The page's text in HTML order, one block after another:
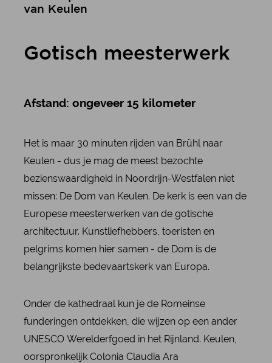
van Keulen
Gotisch meesterwerk
Afstand: ongeveer 15 kilometer
Het is maar 30 minuten rijden van Brühl naar
Keulen - dus je mag de meest bezochte
bezienswaardigheid in Noordrijn-Westfalen niet
missen: De Dom van Keulen. De kerk is een van de
Europese meesterwerken van de gotische
architectuur. Kunstliefhebbers, toeristen en
pelgrims komen hier samen - de Dom is de
belangrijkste bedevaartskerk van Europa.
Onder de kathedraal kun je de Romeinse
funderingen ontdekken, die wijzen op een ander
UNESCO Werelderfgoed in het Rijnland. Keulen,
oorspronkelijk Colonia Claudia Ara